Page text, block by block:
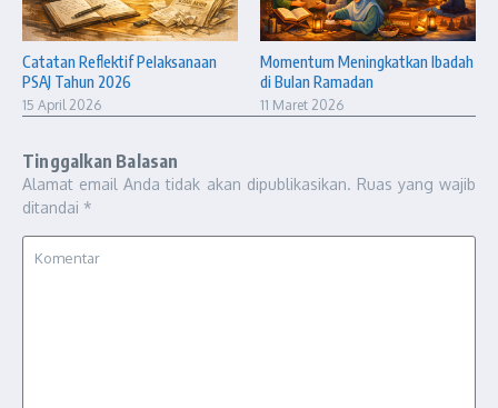
Catatan Reflektif Pelaksanaan
PSAJ Tahun 2026
15 April 2026
Momentum Meningkatkan Ibadah
di Bulan Ramadan
11 Maret 2026
Tinggalkan Balasan
Alamat email Anda tidak akan dipublikasikan. Ruas yang wajib
ditandai *